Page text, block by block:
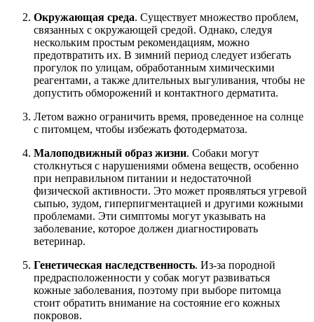
Окружающая среда. Существует множество проблем,
связанных с окружающей средой. Однако, следуя
нескольким простым рекомендациям, можно
предотвратить их. В зимний период следует избегать
прогулок по улицам, обработанным химическими
реагентами, а также длительных выгуливания, чтобы не
допустить обморожений и контактного дерматита.
Летом важно ограничить время, проведенное на солнце
с питомцем, чтобы избежать фотодерматоза.
Малоподвижный образ жизни. Собаки могут
столкнуться с нарушениями обмена веществ, особенно
при неправильном питании и недостаточной
физической активности. Это может проявляться угревой
сыпью, зудом, гиперпигментацией и другими кожными
проблемами. Эти симптомы могут указывать на
заболевание, которое должен диагностировать
ветеринар.
Генетическая наследственность. Из-за породной
предрасположенности у собак могут развиваться
кожные заболевания, поэтому при выборе питомца
стоит обратить внимание на состояние его кожных
покровов.